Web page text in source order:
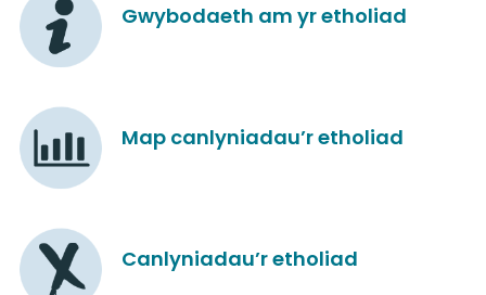
Gwybodaeth am yr etholiad
Map canlyniadau’r etholiad
Canlyniadau’r etholiad